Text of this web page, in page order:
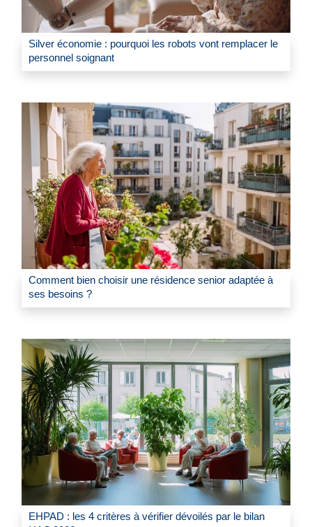
Silver économie : pourquoi les robots vont remplacer le
personnel soignant
Comment bien choisir une résidence senior adaptée à
ses besoins ?
EHPAD : les 4 critères à vérifier dévoilés par le bilan